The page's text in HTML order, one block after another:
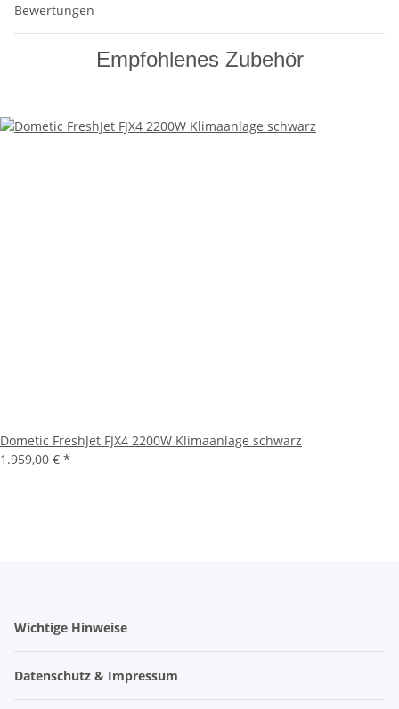
Bewertungen
Empfohlenes Zubehör
Dometic FreshJet FJX4 2200W Klimaanlage schwarz
1.959,00 € *
Wichtige Hinweise
Datenschutz & Impressum